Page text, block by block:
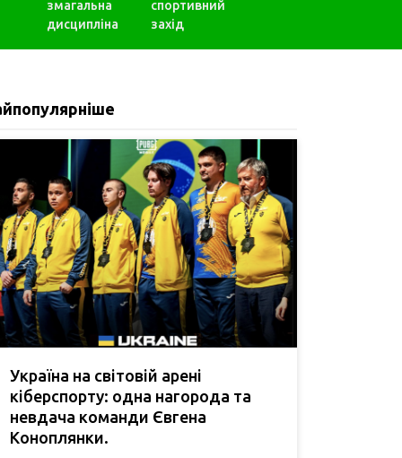
змагальна
дисципліна
спортивний
захід
Україна на світовій арені
кіберспорту: одна нагорода та
невдача команди Євгена
Коноплянки.